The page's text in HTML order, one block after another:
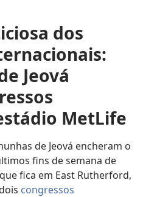
dos
Jeová
MetLife
de Jeová encheram o
fins de semana de
fica em East Rutherford,
congressos